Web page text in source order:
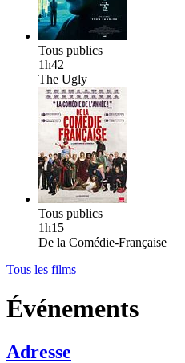
Tous publics
1h42
The Ugly
Tous publics
1h15
De la Comédie-Française
Tous les films
Événements
Adresse